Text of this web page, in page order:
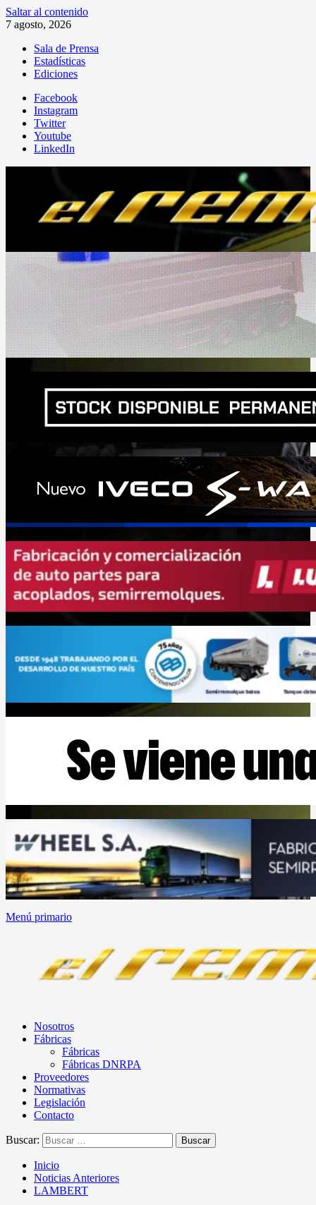
Saltar al contenido
7 agosto, 2026
Sala de Prensa
Estadísticas
Ediciones
Facebook
Instagram
Twitter
Youtube
LinkedIn
Menú primario
Nosotros
Fábricas
Fábricas
Fábricas DNRPA
Proveedores
Normativas
Legislación
Contacto
Buscar:
Inicio
Noticias Anteriores
LAMBERT